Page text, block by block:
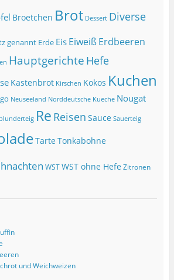
Broetchen Brot Dessert Diverse
genannt Erde Eis Eiweiß Erdbeeren
Hauptgerichte Hefe
Kastenbrot Kirschen Kokos Kuchen
Neuseeland Norddeutsche Kueche Nougat
plunderteig Re Reisen Sauce Sauerteig
TarteTonkabohne
WST WST ohne Hefe Zitronen
und Weichweizen